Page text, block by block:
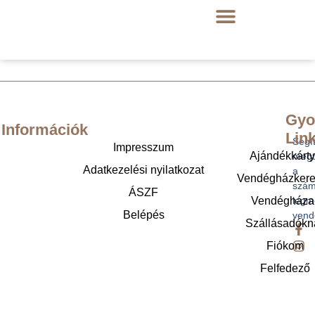
a
Fiókom
Felfedező
Információk
Impresszum
Adatkezelési nyilatkozat
ÁSZF
Belépés